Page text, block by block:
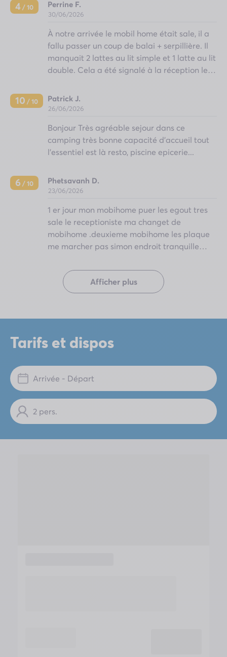
4/ 10 Perrine F.
30/06/2026
À notre arrivée le mobil home était sale, il a
fallu passer un coup de balai + serpillière. Il
manquait 2 lattes au lit simple et 1 latte au lit
double. Cela a été signalé à la réception le
nouvelles lattes.Il manquait aussi un balai
brosse, il a fallu le demander une deuxième
forte tous les soirs. L'espace aquatique était
sale
10 / 10 Patrick J.
26/06/2026
Bonjour Très agréable sejour dans ce
camping très bonne capacité d'accueil tout
l'essentiel est là resto, piscine epicerie...
6/ 10 Phetsavanh D.
23/06/2026
1 er jour mon mobihome puer les egout tres
sale le receptioniste ma changet de
mobihome .deuxieme mobihome les plaque
me marcher pas simon endroit tranquille
Afficher plus
Tarifs et dispos
Arrivée - Départ
2 pers.